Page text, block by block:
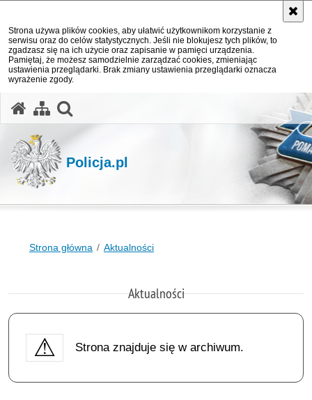
Strona używa plików cookies, aby ułatwić użytkownikom korzystanie z
serwisu oraz do celów statystycznych. Jeśli nie blokujesz tych plików, to
zgadzasz się na ich użycie oraz zapisanie w pamięci urządzenia.
Pamiętaj, że możesz samodzielnie zarządzać cookies, zmieniając
ustawienia przeglądarki. Brak zmiany ustawienia przeglądarki oznacza
wyrażenie zgody.
Policja.pl
Strona główna Aktualności
Aktualności
Strona znajduje się w archiwum.